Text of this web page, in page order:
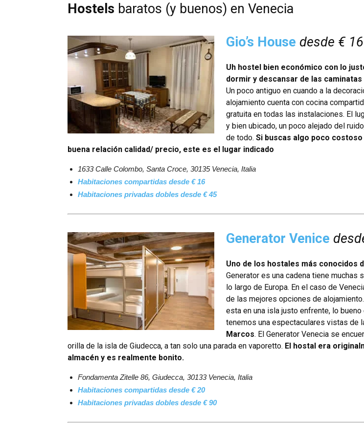
Hostels baratos (y buenos) en Venecia
Gio’s House desde € 16
Uh hostel bien económico con lo
dormir y descansar de las caminatas
Un poco antiguo en cuando a la
alojamiento cuenta con cocina
gratuita en todas las instalaciones. El
y bien ubicado, un poco alejado del
de todo. Si buscas algo poco costoso
buena relación calidad/ precio, este es el lugar indicado
1633 Calle Colombo, Santa Croce, 30135 Venecia, Italia
Habitaciones compartidas desde € 16
Habitaciones privadas dobles desde € 45
Generator Venice
Uno de los hostales más conocidos
Generator es una cadena tiene muchas
lo largo de Europa. En el caso de
de las mejores opciones de
esta en una isla justo enfrente, lo bueno
tenemos una espectaculares vistas de
Marcos. El Generator Venecia se
orilla de la isla de Giudecca, a tan solo una parada en vaporetto. El hostal era
almacén y es realmente bonito.
Fondamenta Zitelle 86, Giudecca, 30133 Venecia, Italia
Habitaciones compartidas desde € 20
Habitaciones privadas dobles desde € 90